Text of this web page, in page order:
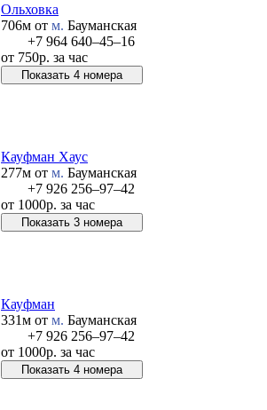
Ольховка
706м от м. Бауманская
+7 964 640‒45‒16
от 750р. за час
Показать 4 номера
Кауфман Хаус
277м от м. Бауманская
+7 926 256‒97‒42
от 1000р. за час
Показать 3 номера
Кауфман
331м от м. Бауманская
+7 926 256‒97‒42
от 1000р. за час
Показать 4 номера